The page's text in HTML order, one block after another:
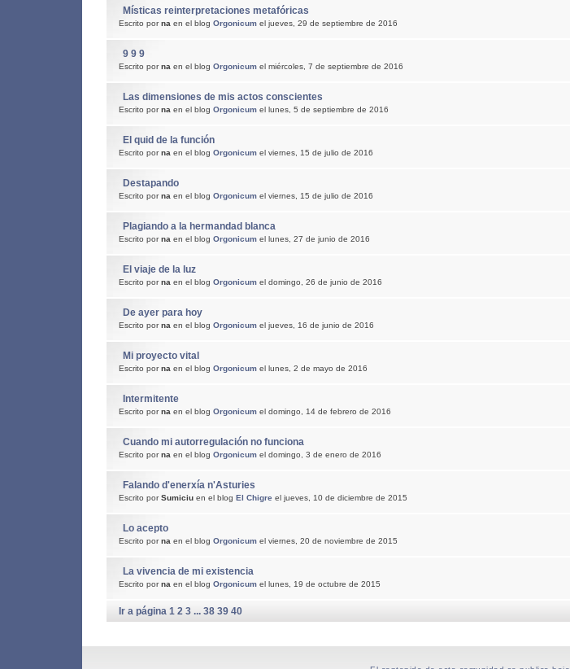
Místicas reinterpretaciones metafóricas
Escrito porna en el blog Orgonicumel jueves, 29 de septiembre de 2016
9 9 9
Escrito porna en el blog Orgonicumel miércoles, 7 de septiembre de 2016
Las dimensiones de mis actos conscientes
Escrito porna en el blog Orgonicumel lunes, 5 de septiembre de 2016
El quid de la función
Escrito porna en el blog Orgonicumel viernes, 15 de julio de 2016
Destapando
Escrito porna en el blog Orgonicumel viernes, 15 de julio de 2016
Plagiando a la hermandad blanca
Escrito porna en el blog Orgonicumel lunes, 27 de junio de 2016
El viaje de la luz
Escrito porna en el blog Orgonicumel domingo, 26 de junio de 2016
De ayer para hoy
Escrito porna en el blog Orgonicumel jueves, 16 de junio de 2016
Mi proyecto vital
Escrito porna en el blog Orgonicumel lunes, 2 de mayo de 2016
Intermitente
Escrito porna en el blog Orgonicumel domingo, 14 de febrero de 2016
Cuando mi autorregulación no funciona
Escrito porna en el blog Orgonicumel domingo, 3 de enero de 2016
Falando d'enerxía n'Asturies
Escrito porSumiciuen el blog El Chigreel jueves, 10 de diciembre de 2015
Lo acepto
Escrito porna en el blog Orgonicumel viernes, 20 de noviembre de 2015
La vivencia de mi existencia
Escrito porna en el blog Orgonicumel lunes, 19 de octubre de 2015
Ir a página 1 2 3... 38 39 40